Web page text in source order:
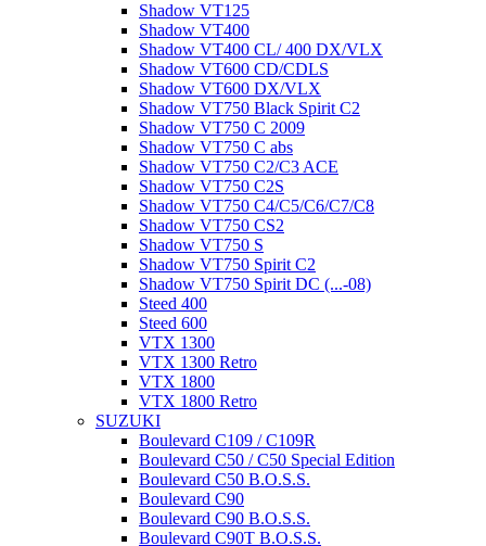
Shadow VT125
Shadow VT400
Shadow VT400 CL/ 400 DX/VLX
Shadow VT600 CD/CDLS
Shadow VT600 DX/VLX
Shadow VT750 Black Spirit C2
Shadow VT750 C 2009
Shadow VT750 C abs
Shadow VT750 C2/C3 ACE
Shadow VT750 C2S
Shadow VT750 C4/C5/C6/C7/C8
Shadow VT750 CS2
Shadow VT750 S
Shadow VT750 Spirit C2
Shadow VT750 Spirit DC (...-08)
Steed 400
Steed 600
VTX 1300
VTX 1300 Retro
VTX 1800
VTX 1800 Retro
SUZUKI
Boulevard C109 / C109R
Boulevard C50 / C50 Special Edition
Boulevard C50 B.O.S.S.
Boulevard C90
Boulevard C90 B.O.S.S.
Boulevard C90T B.O.S.S.